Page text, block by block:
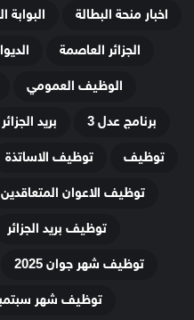
اخبار منحة البطالة
الجزائر العاصمة
الوظيف العمومي
برنامج عدل 3
بريد الجزائر
توظيف
توظيف الاساتذة
توظيف الاعوان المتعاقدين
توظيف بريد الجزائر
توظيف شهر جوان 2025
توظيف شهر